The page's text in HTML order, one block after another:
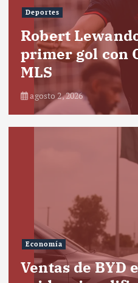
Deportes
Robert
primer gol con
MLS
agosto 2, 2026
Economía
Ventas de BYD